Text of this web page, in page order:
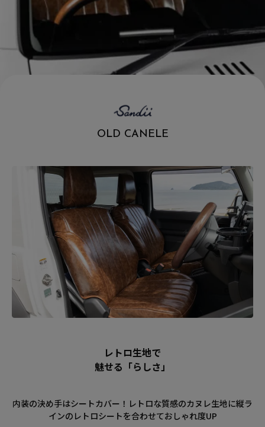
OLD CANELE
レトロ生地で
魅せる「らしさ」
内装の決め手はシートカバー！レトロな質感のカヌレ生地に縦ラ
インのレトロシートを合わせておしゃれ度UP